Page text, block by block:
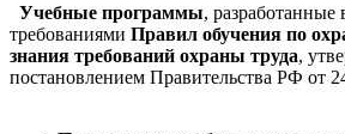
Учебные программы, разработанные
требованиями Правил обучения по
знания требований охраны труда,
постановлением Правительства РФ от